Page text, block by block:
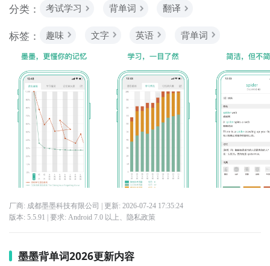
分类：
考试学习 背单词 翻译
标签： 趣味 文字 英语 背单词
厂商: 成都墨墨科技有限公司 | 更新: 2026-07-24 17:35:24
版本: 5.5.91 | 要求: Android 7.0 以上、 隐私政策
墨墨背单词2026更新内容